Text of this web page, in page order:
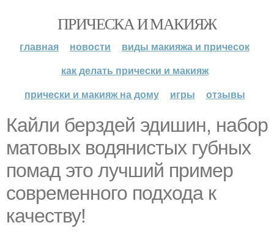
ПРИЧЕСКА И МАКИЯЖ
главная новости
виды макияжа и причесок
как делать прически и макияж
прически и макияж на дому
игры отзывы
Кайли берздей эдишин, набор
матовых водянистых губных
помад это лучший пример
современного подхода к
качеству!